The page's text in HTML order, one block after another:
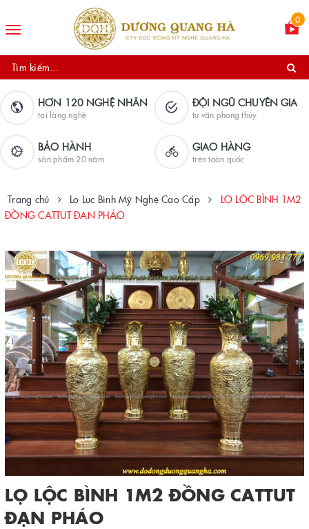
Toggle
0
HƠN 120 NGHỆ NHÂN
tại làng nghề
ĐỘI NGŨ CHUYÊN GIA
tư vấn phong thủy
BẢO HÀNH
sản phẩm 20 năm
GIAO HÀNG
trên toàn quốc
Trang chủ Lọ Lục Bình Mỹ Nghệ Cao Cấp
LỌ LỘC BÌNH 1M2
ĐỒNG CATTUT ĐẠN PHÁO
LỌ LỘC BÌNH 1M2 ĐỒNG CATTUT
ĐẠN PHÁO